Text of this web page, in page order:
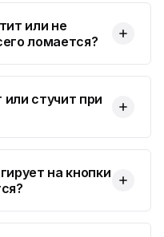
или не
ломается?
стучит при
на кнопки